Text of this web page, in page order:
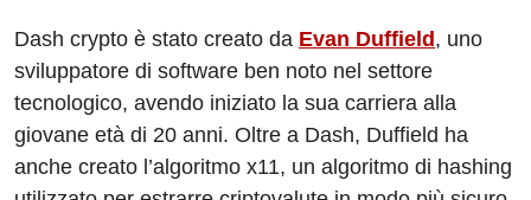
Dash crypto è stato creato da Evan Duffield , uno
sviluppatore di software ben noto nel settore
tecnologico, avendo iniziato la sua carriera alla
giovane età di 20 anni. Oltre a Dash, Duffield ha
anche creato l’algoritmo x11, un algoritmo di hashing